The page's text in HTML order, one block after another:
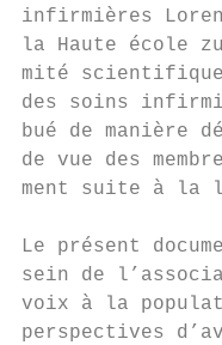
infirmières
la Haute école
mité scientifique
des soins
bué de manière
de vue des
ment suite à la
Le présent
sein de
voix à la
perspectives